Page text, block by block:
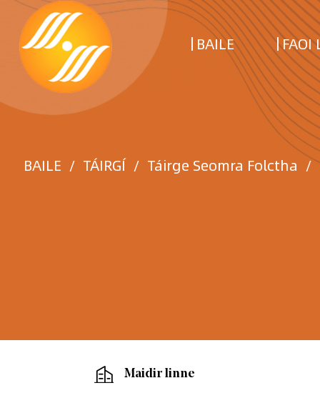
BAILE FAOI
BAILE / TÁIRGÍ / Táirge Seomra Folctha /
Maidir linne